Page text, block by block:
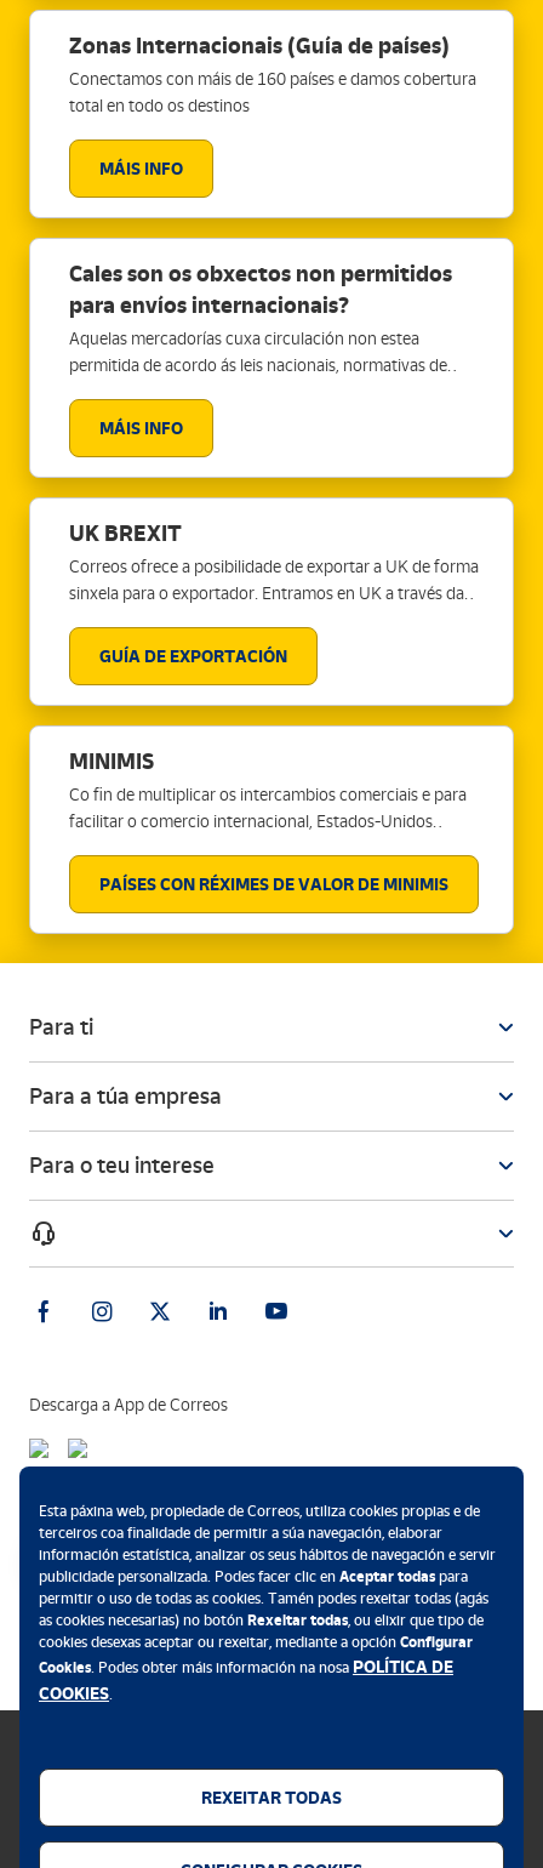
publicados por diferentes países, independentemente
de se o destino é dentro ou fóra da UE, para comezar a
declarar o IVE no país de destino
Zonas Internacionais (Guía de países)
Conectamos con máis de 160 países e damos cobertura
total en todo os destinos
MÁIS INFO
Cales son os obxectos non permitidos
para envíos internacionais?
Aquelas mercadorías cuxa circulación non estea
permitida de acordo ás leis nacionais, normativas de
seguridade, de sanidade pública, utilidade xeral e de
protección do servizo postal universal.
MÁIS INFO
UK BREXIT
Correos ofrece a posibilidade de exportar a UK de forma
sinxela para o exportador. Entramos en UK a través da
devandito pase, unicamente o custo do envío. Queres
recibir a guía para exportar a UK?
GUÍA DE EXPORTACIÓN
MINIMIS
Co fin de multiplicar os intercambios comerciais e para
facilitar o comercio internacional, Estados-Unidos
submisas a dereitos e taxas de alfándegas. O valor
mínimo das mercadorías exoneradas de dereitos e
taxas, chamado “de minimis”, foi fixado en 1993 en
fronteiras e das alfándegas foi ratificada no Trade
Facilitation and Trade Enforcement Act of 2015.
PAÍSES CON RÉXIMES DE VALOR DE MINIMIS
Para ti
Para a túa empresa
Para o teu interese
Descarga a App de Correos
Métodos de pagamento
Política de cookies
Esta páxina web, propiedade de Correos, utiliza cookies propias e de
terceiros coa finalidade de permitir a súa navegación, elaborar
información estatística, analizar os seus hábitos de navegación e servir
publicidade personalizada. Podes facer clic en Aceptar todaspara
permitir o uso de todas as cookies. Tamén podes rexeitar todas (agás
as cookies necesarias) no botón Rexeitar todas, ou elixir que tipo de
cookies desexas aceptar ou rexeitar, mediante a opción Configurar
Cookies. Podes obter máis información na nosa POLÍTICA DE
COOKIES.
REXEITAR TODAS